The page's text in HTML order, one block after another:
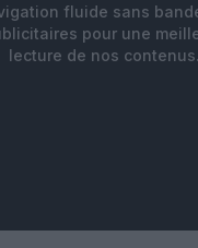
fluide sans
pour une
lecture de nos contenus.